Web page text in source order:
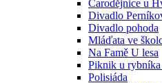
Čarodějnice u
Divadlo
Divadlo pohoda
Mláďata ve
Na Famě U lesa
Piknik u
Polisiáda